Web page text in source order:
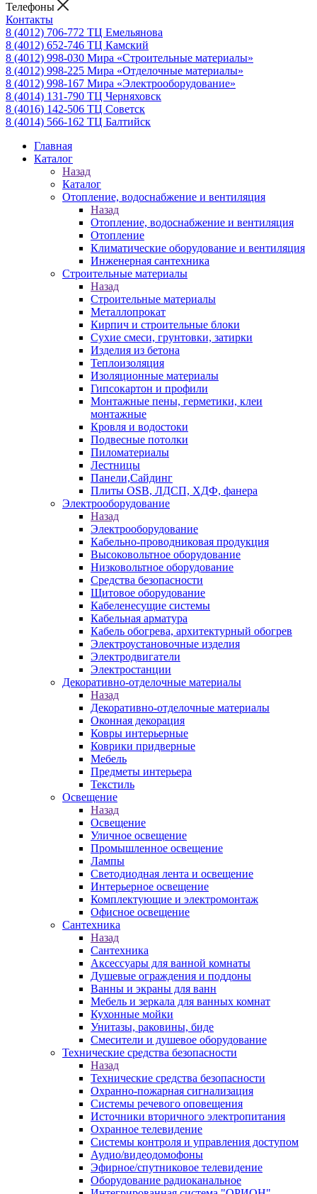
Телефоны
Контакты
8 (4012) 706-772 ТЦ Емельянова
8 (4012) 652-746 ТЦ Камский
8 (4012) 998-030 Мира «Строительные материалы»
8 (4012) 998-225 Мира «Отделочные материалы»
8 (4012) 998-167 Мира «Электрооборудование»
8 (4014) 131-790 ТЦ Черняховск
8 (4016) 142-506 ТЦ Советск
8 (4014) 566-162 ТЦ Балтийск
Главная
Каталог
Назад
Каталог
Отопление, водоснабжение и вентиляция
Назад
Отопление, водоснабжение и вентиляция
Отопление
Климатические оборудование и вентиляция
Инженерная сантехника
Строительные материалы
Назад
Строительные материалы
Металлопрокат
Кирпич и строительные блоки
Сухие смеси, грунтовки, затирки
Изделия из бетона
Теплоизоляция
Изоляционные материалы
Гипсокартон и профили
Монтажные пены, герметики, клеи
монтажные
Кровля и водостоки
Подвесные потолки
Пиломатериалы
Лестницы
Панели,Сайдинг
Плиты OSB, ЛДСП, ХДФ, фанера
Электрооборудование
Назад
Электрооборудование
Кабельно-проводниковая продукция
Высоковольтное оборудование
Низковольтное оборудование
Средства безопасности
Щитовое оборудование
Кабеленесущие системы
Кабельная арматура
Кабель обогрева, архитектурный обогрев
Электроустановочные изделия
Электродвигатели
Электростанции
Декоративно-отделочные материалы
Назад
Декоративно-отделочные материалы
Оконная декорация
Ковры интерьерные
Коврики придверные
Мебель
Предметы интерьера
Текстиль
Освещение
Назад
Освещение
Уличное освещение
Промышленное освещение
Лампы
Светодиодная лента и освещение
Интерьерное освещение
Комплектующие и электромонтаж
Офисное освещение
Сантехника
Назад
Сантехника
Аксессуары для ванной комнаты
Душевые ограждения и поддоны
Ванны и экраны для ванн
Мебель и зеркала для ванных комнат
Кухонные мойки
Унитазы, раковины, биде
Смесители и душевое оборудование
Технические средства безопасности
Назад
Технические средства безопасности
Охранно-пожарная сигнализация
Системы речевого оповещения
Источники вторичного электропитания
Охранное телевидение
Системы контроля и управления доступом
Аудио/видеодомофоны
Эфирное/спутниковое телевидение
Оборудование радиоканальное